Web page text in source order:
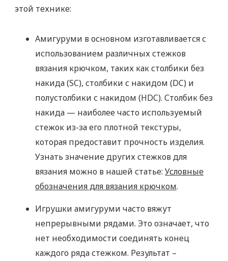
этой технике:
Амигуруми в основном изготавливается с
использованием различных стежков
вязания крючком, таких как столбики без
накида (SC), столбики с накидом (DC) и
полустолбики с накидом (HDC). Столбик без
накида — наиболее часто используемый
стежок из-за его плотной текстуры,
которая предоставит прочность изделия.
Узнать значение других стежков для
вязания можно в нашей статье: Условные
обозначения для вязания крючком.
Игрушки амигуруми часто вяжут
непрерывными рядами. Это означает, что
нет необходимости соединять конец
каждого ряда стежком. Результат –